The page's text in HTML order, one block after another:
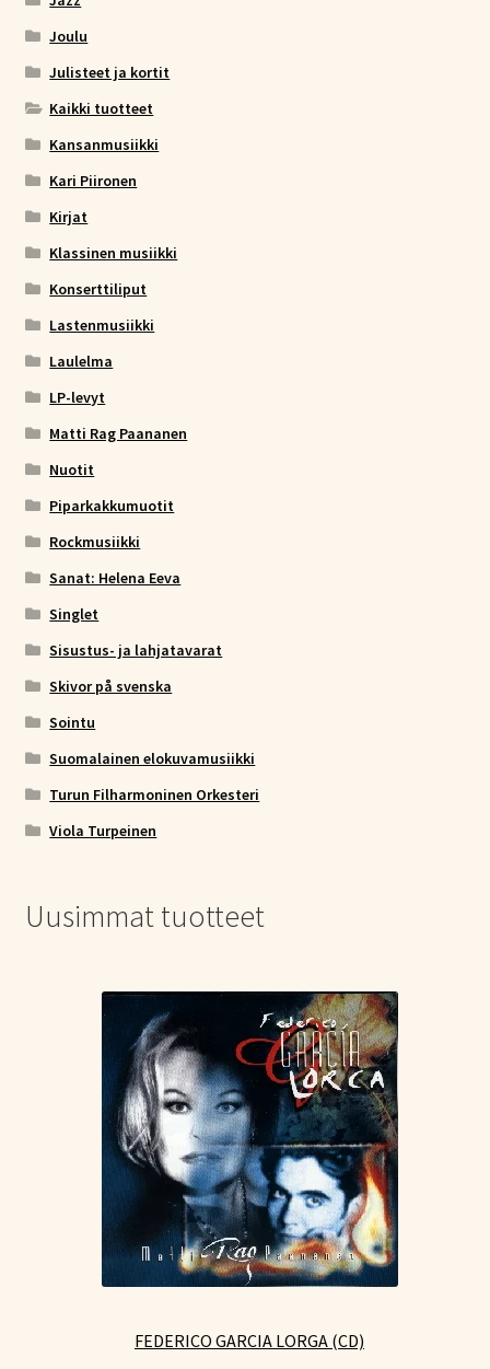
Joulu
Julisteet ja kortit
Kaikki tuotteet
Kansanmusiikki
Kari Piironen
Kirjat
Klassinen musiikki
Konserttiliput
Lastenmusiikki
Laulelma
LP-levyt
Matti Rag Paananen
Nuotit
Piparkakkumuotit
Rockmusiikki
Sanat: Helena Eeva
Singlet
Sisustus- ja lahjatavarat
Skivor på svenska
Sointu
Suomalainen elokuvamusiikki
Turun Filharmoninen Orkesteri
Viola Turpeinen
Uusimmat tuotteet
FEDERICO GARCIA LORGA (CD)